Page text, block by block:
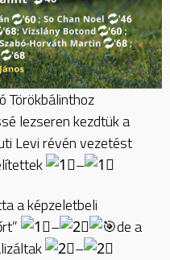
Törökbálinthoz
lezseren kezdtük a
Levi révén vezetést
–
a képzeletbeli
–
de a
–